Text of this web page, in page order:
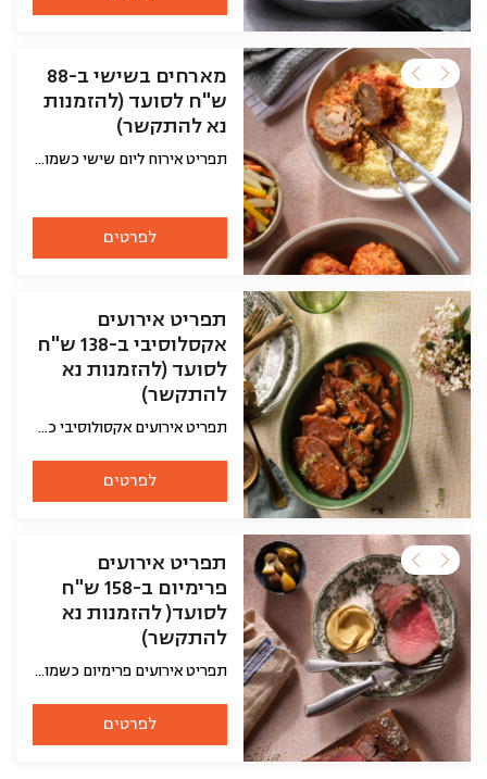
מארחים בשישי ב-88
ש"ח לסועד (להזמנות
נא להתקשר)
תפריט אירוח ליום שישי כשמו הוא, מתאים לאנשים שמחפשים לפנק את האורחים שלהם ולא פחות חשוב להיות איתם בזמן האירוח במקום בהכנות במטבח! השף הכין עבורם את השילוב המנצח לאירוח אקסלוסיבי, זה מתחיל בלחם, סלטים וממרחים, עיקריות ותוספות. באפשרותכם כמובן להחליף כל מנה למשהו אחר. את התפריט ניתן להזמין ליום האירוע שלכם וכמובן שאחרי ההזמנה נתקשר אליכם ונעבור על התפריט ונוודא פרטים אחרונים. לתשומת ליבכם, האוכל מגיע מקורר עם הוראות חימום, ואם בכל זאת תרצו שהאוכל יגיע חם זה בהחלט אפשרי ועל פרטים כאלה בדיוק נתאם מולכם טלפונית אחרי ההזמנה.
לפרטים
תפריט אירועים
אקסלוסיבי ב-138 ש"ח
לסועד (להזמנות נא
להתקשר)
תפריט אירועים אקסולוסיבי כשמו הוא, מתאים לאנשים שמחפשים לפנק את האורחים שלהם ולא פחות חשוב להיות איתם בזמן האירוח במקום בהכנות במטבח! השף הכין עבורם את השילוב המנצח לאירוח אקסלוסיבי, זה מתחיל בלחם, סלטים וממרחים, עיקריות ותוספות. באפשרותכם כמובן להחליף כל מנה למשהו אחר. את התפריט ניתן להזמין ליום האירוע שלכם וכמובן שאחרי ההזמנה נתקשר אליכם ונעבור על התפריט ונוודא פרטים אחרונים. לתשומת ליבכם, האוכל מגיע מקורר עם הוראות חימום, ואם בכל זאת תרצו שהאוכל יגיע חם זה בהחלט אפשרי ועל פרטים כאלה בדיוק נתאם מולכם טלפונית אחרי ההזמנה.
לפרטים
תפריט אירועים
פרימיום ב-158 ש"ח
לסועד( להזמנות נא
להתקשר)
תפריט אירועים פרימיום כשמו הוא, מתאים לאנשים שמחפשים לפנק את האורחים שלהם ולא פחות חשוב להיות איתם בזמן האירוח במקום בהכנות במטבח! השף הכין עבורם את השילוב המנצח לאירוח אקסלוסיבי, זה מתחיל בלחם, סלטים וממרחים, עיקריות ותוספות. באפשרותכם כמובן להחליף כל מנה למשהו אחר. את התפריט ניתן להזמין ליום האירוע שלכם וכמובן שאחרי ההזמנה נתקשר אליכם ונעבור על התפריט ונוודא פרטים אחרונים. לתשומת ליבכם, האוכל מגיע מקורר עם הוראות חימום, ואם בכל זאת תרצו שהאוכל יגיע חם זה בהחלט אפשרי ועל פרטים כאלה בדיוק נתאם מולכם טלפונית אחרי ההזמנה.
לפרטים